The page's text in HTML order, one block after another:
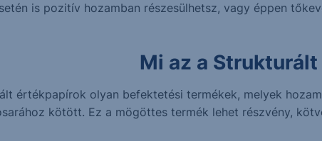
is pozitív hozamban részesülhetsz, vagy éppen
Mi az a
értékpapírok olyan befektetési termékek, melyek
kötött. Ez a mögöttes termék lehet részvény,